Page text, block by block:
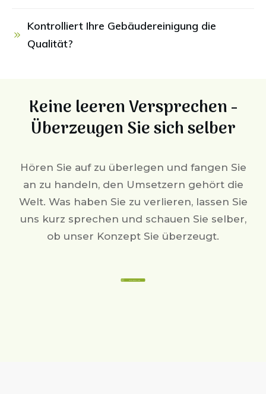
Kontrolliert Ihre Gebäudereinigung die
Qualität?
Keine leeren Versprechen -
Überzeugen Sie sich selber
Hören Sie auf zu überlegen und fangen Sie
an zu handeln, den Umsetzern gehört die
Welt. Was haben Sie zu verlieren, lassen Sie
uns kurz sprechen und schauen Sie selber,
ob unser Konzept Sie überzeugt.